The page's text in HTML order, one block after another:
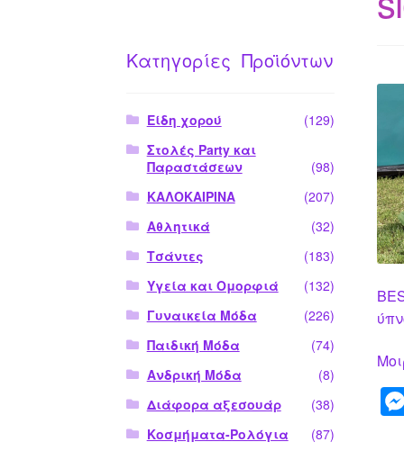
Κατηγορίες Προϊόντων
Είδη χορού
(129)
Στολές Party και
Παραστάσεων
(98)
ΚΑΛΟΚΑΙΡΙΝΑ
(207)
Αθλητικά
(32)
Τσάντες
(183)
Υγεία και Ομορφιά
(132)
Γυναικεία Μόδα
(226)
Παιδική Μόδα
(74)
Ανδρική Μόδα
(8)
Διάφορα αξεσουάρ
(38)
Κοσμήματα-Ρολόγια
(87)